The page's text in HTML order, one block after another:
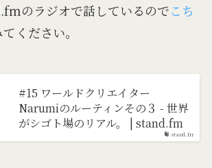
のラジオで話しているのでこち
ください。
stand.fm
#15 ワールドクリエイター
Narumiのルーティンその３ - 世界
がシゴト場のリアル。 | stand.fm